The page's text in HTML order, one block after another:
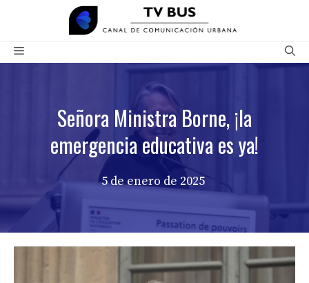
contenido
Menú
Señora Ministra Borne, ¡la
emergencia educativa es ya!
5 de enero de 2025